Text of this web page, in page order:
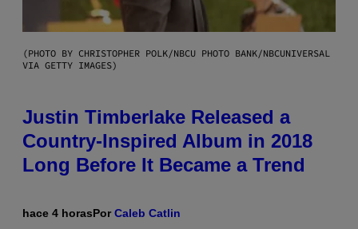
(PHOTO BY CHRISTOPHER POLK/NBCU PHOTO BANK/NBCUNIVERSAL
VIA GETTY IMAGES)
Justin Timberlake Released a
Country-Inspired Album in 2018
Long Before It Became a Trend
hace 4 horasPorCaleb Catlin